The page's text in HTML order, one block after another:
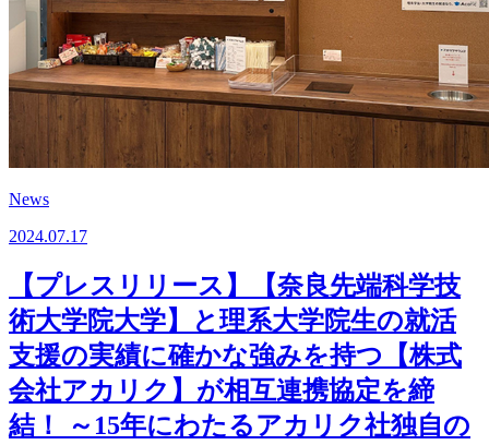
News
2024.07.17
【プレスリリース】【奈良先端科学技
術大学院大学】と理系大学院生の就活
支援の実績に確かな強みを持つ【株式
会社アカリク】が相互連携協定を締
結！ ～15年にわたるアカリク社独自の